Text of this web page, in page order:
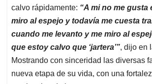
calvo rápidamente: “A mi no me gusta
miro al espejo y todavía me cuesta
cuando me levanto y me miro al
que estoy calvo que ‘jartera’”, dijo en
Mostrando con sinceridad las diversas
nueva etapa de su vida, con una